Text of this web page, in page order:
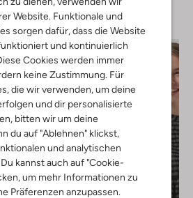
Website. Funktionale und
sorgen dafür, dass die Website
und kontinuierlich
Cookies werden immer
keine Zustimmung. Für
die wir verwenden, um deine
und dir personalisierte
bitten wir um deine
du auf "Ablehnen" klickst,
und analytischen
kannst auch auf "Cookie-
um mehr Informationen zu
Präferenzen anzupassen.
deinenLook